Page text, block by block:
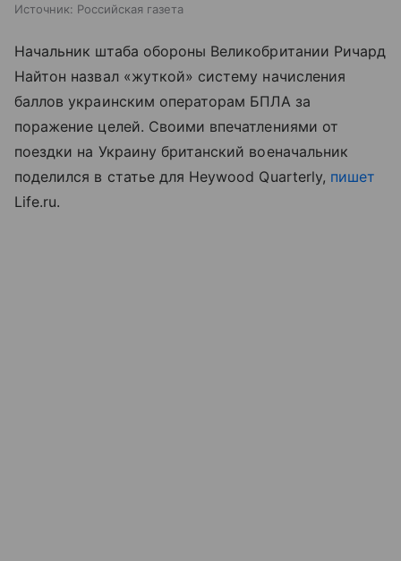
Источник: Российская газета
Начальник штаба обороны Великобритании Ричард
Найтон назвал «жуткой» систему начисления
баллов украинским операторам БПЛА за
поражение целей. Своими впечатлениями от
поездки на Украину британский военачальник
поделился в статье для Heywood Quarterly, пишет
Life.ru.